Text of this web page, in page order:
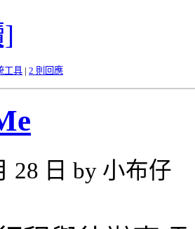
工具 | 2 則回應
28 日 by 小布仔